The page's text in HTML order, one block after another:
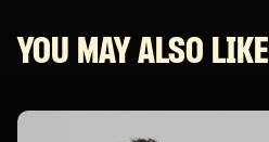
YOU MAY ALSO LIKE